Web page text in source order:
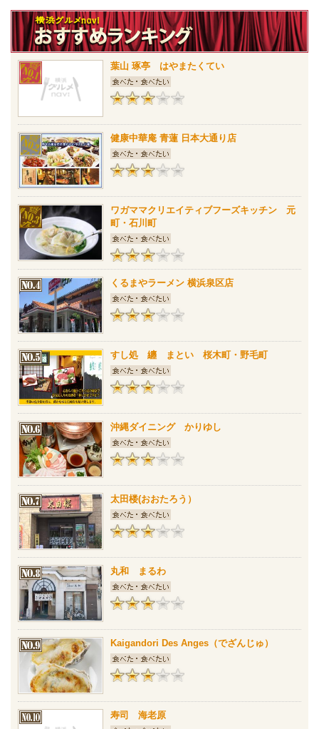
葉山 琢亭 はやまたくてい
健康中華庵 青蓮 日本大通り店
ワガママクリエイティブフーズキッチン 元
町・石川町
くるまやラーメン 横浜泉区店
すし処 纏 まとい 桜木町・野毛町
沖縄ダイニング かりゆし
太田楼(おおたろう）
丸和 まるわ
Kaigandori Des Anges（でざんじゅ）
寿司 海老原